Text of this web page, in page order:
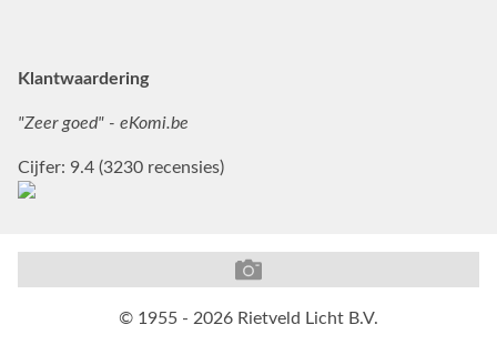
Klantwaardering
"Zeer goed" - eKomi.be
Cijfer: 9.4 (3230 recensies)
© 1955 - 2026 Rietveld Licht B.V.